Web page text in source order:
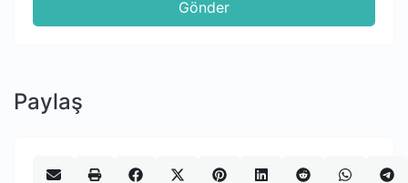
Gönder
Paylaş